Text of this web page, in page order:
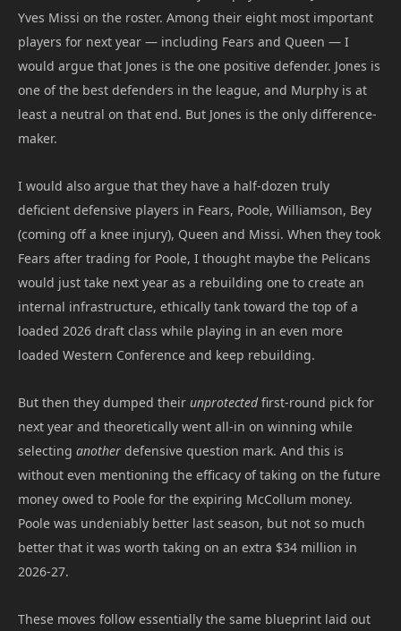
Yves Missi on the roster. Among their eight most important
players for next year — including Fears and Queen — I
would argue that Jones is the one positive defender. Jones is
one of the best defenders in the league, and Murphy is at
least a neutral on that end. But Jones is the only difference-
maker.
I would also argue that they have a half-dozen truly
deficient defensive players in Fears, Poole, Williamson, Bey
(coming off a knee injury), Queen and Missi. When they took
Fears after trading for Poole, I thought maybe the Pelicans
would just take next year as a rebuilding one to create an
internal infrastructure, ethically tank toward the top of a
loaded 2026 draft class while playing in an even more
loaded Western Conference and keep rebuilding.
But then they dumped their unprotectedfirst-round pick for
next year and theoretically went all-in on winning while
selecting another defensive question mark. And this is
without even mentioning the efficacy of taking on the future
money owed to Poole for the expiring McCollum money.
Poole was undeniably better last season, but not so much
better that it was worth taking on an extra $34 million in
2026-27.
These moves follow essentially the same blueprint laid out